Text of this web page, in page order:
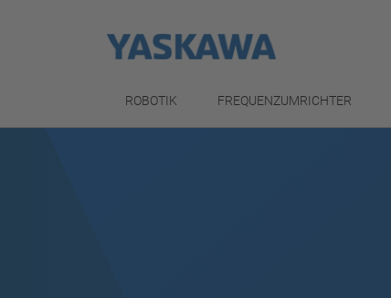
ROBOTIK FREQUENZUMRICHTER